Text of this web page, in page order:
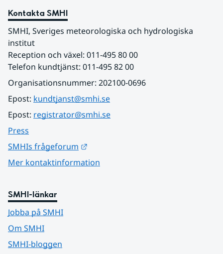
Kontakta SMHI
SMHI, Sveriges meteorologiska och hydrologiska
institut
Reception och växel: 011-495 80 00
Telefon kundtjänst: 011-495 82 00
Organisationsnummer: 202100-0696
Epost: kundtjanst@smhi.se
Epost: registrator@smhi.se
Press
SMHIs frågeforum
Mer kontaktinformation
SMHI-länkar
Jobba på SMHI
Om SMHI
SMHI-bloggen